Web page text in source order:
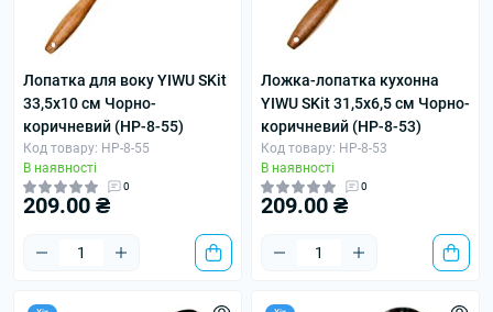
Лопатка для воку YIWU SKit
33,5х10 см Чорно-
коричневий (HP-8-55)
Код товару: HP-8-55
В наявності
0
209.00 ₴
Ложка-лопатка кухонна
YIWU SKit 31,5х6,5 см Чорно-
коричневий (HP-8-53)
Код товару: HP-8-53
В наявності
0
209.00 ₴